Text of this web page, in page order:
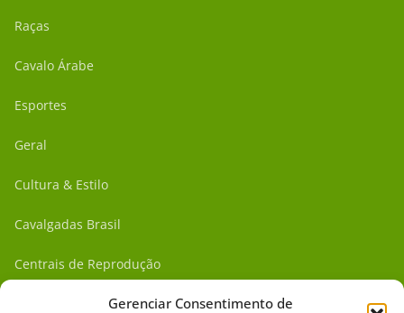
Gerenciar Consentimento de
Raças
Cavalo Árabe
Esportes
Geral
Cultura & Estilo
Cavalgadas Brasil
Centrais de Reprodução